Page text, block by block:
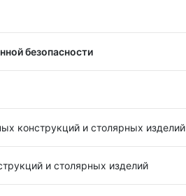
безопасности
конструкций и столярных изделий
и столярных изделий